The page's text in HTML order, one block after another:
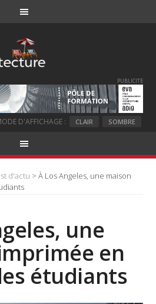
PUBLICITE
D'AFFICHAGE : CLAIR SOMBRE
d'actu > À Los Angeles, une maison
une
en
étudiants